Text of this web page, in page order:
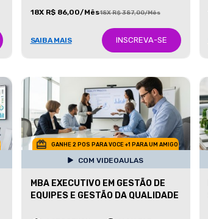
18X R$ 86,00/Mês18X R$ 387,00/Mês
SAIBA MAIS INSCREVA-SE
GANHE 2 POS PARA VOCE +1 PARA UM AMIGO
COM VIDEOAULAS
MBA EXECUTIVO EM GESTÃO DE
EQUIPES E GESTÃO DA QUALIDADE